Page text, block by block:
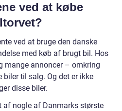
ved at købe
ved at bruge den danske
med køb af brugt bil. Hos
mange annoncer – omkring
til salg. Og det er ikke
disse biler.
af nogle af Danmarks største